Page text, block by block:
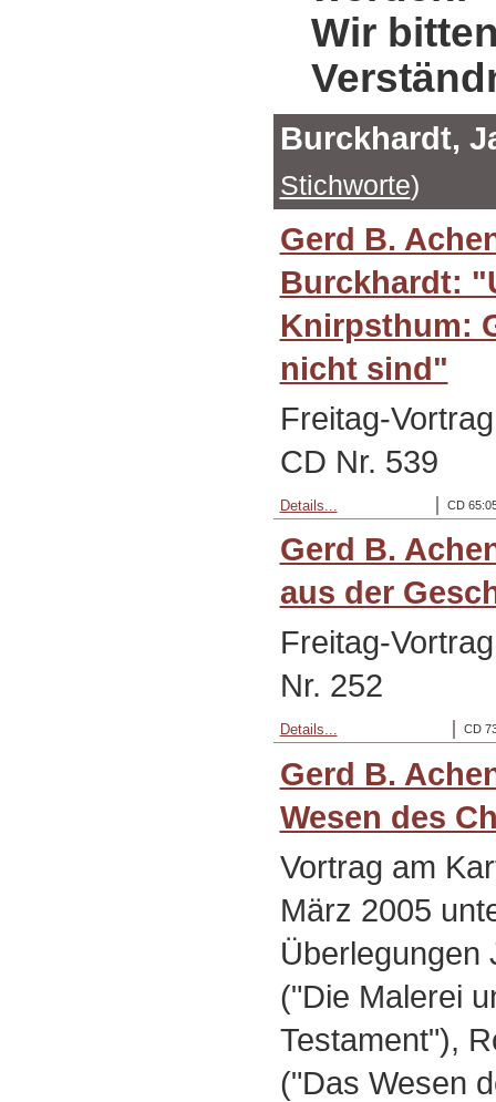
Wir
Burckhardt,
Stichworte)
Gerd B.
Burckhardt:
Knirpsthum:
nicht sind"
Freitag-
CD Nr. 539
CD
Details...
Gerd B.
aus der
Freitag-
Nr. 252
CD
Details...
Gerd B.
Wesen des
Vortrag am
März 2005
Überlegungen
("Die Malerei
Testament"),
("Das Wesen